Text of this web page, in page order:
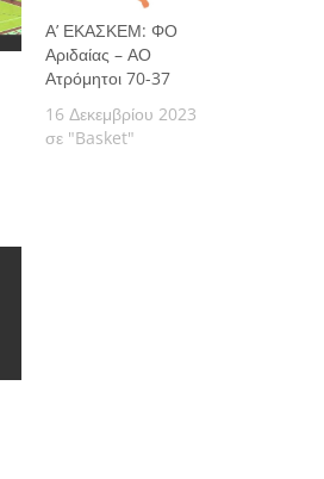
Α’ ΕΚΑΣΚΕΜ: ΦΟ
Αριδαίας – ΑΟ
Ατρόμητοι 70-37
16 Δεκεμβρίου 2023
σε "Basket"